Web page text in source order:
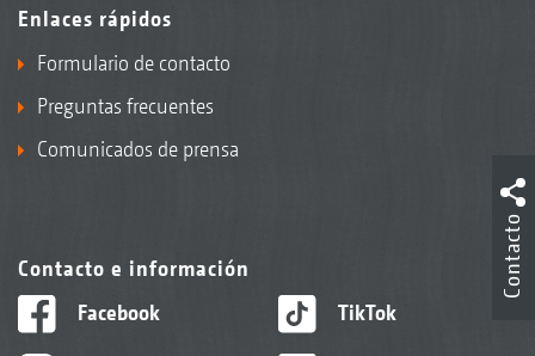
Enlaces rápidos
Formulario de contacto
Preguntas frecuentes
Comunicados de prensa
Contacto e información
Facebook
TikTok
Contacto